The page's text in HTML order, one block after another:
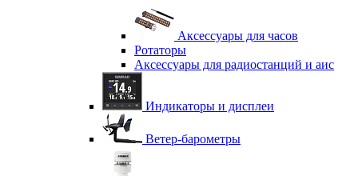
Аксессуары для часов
Ротаторы
Аксессуары для радиостанций и аис
Индикаторы и дисплеи
Ветер-барометры